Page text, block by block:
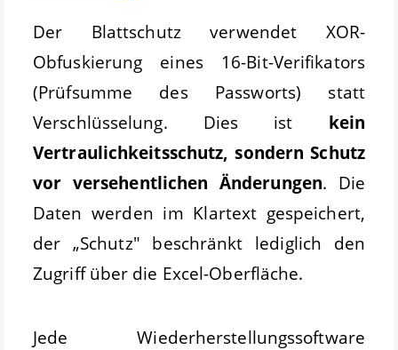
Der Blattschutz verwendet XOR-
Obfuskierung eines 16-Bit-Verifikators
(Prüfsumme des Passworts) statt
Verschlüsselung. Dies ist kein
Vertraulichkeitsschutz, sondern Schutz
vor versehentlichen Änderungen. Die
Daten werden im Klartext gespeichert,
der „Schutz" beschränkt lediglich den
Zugriff über die Excel-Oberfläche.
Jede Wiederherstellungssoftware